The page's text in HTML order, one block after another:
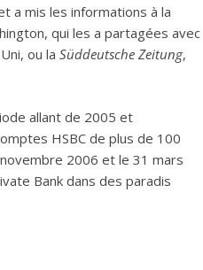
a mis les informations à la
qui les a partagées avec
ou la Süddeutsche Zeitung,
allant de 2005 et
HSBC de plus de 100
2006 et le 31 mars
Bank dans des paradis